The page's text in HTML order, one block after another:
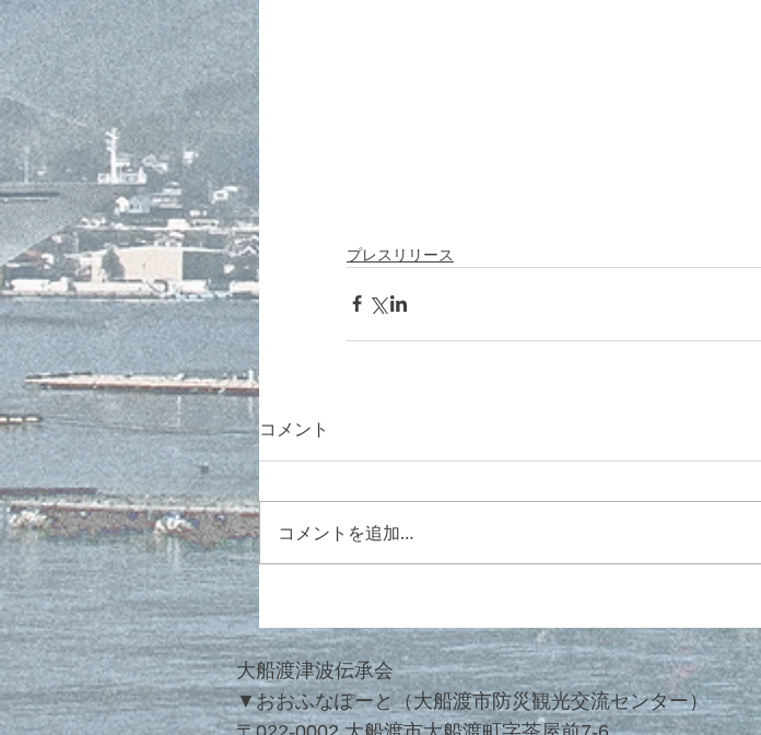
プレスリリース
コメント
コメントを追加…
大船渡津波伝承会
▼おおふなぽーと（大船渡市防災観光交流センター）